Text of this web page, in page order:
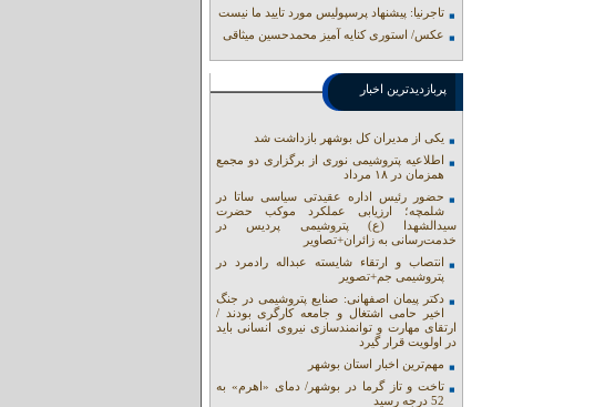
تاجرنیا: پیشنهاد پرسپولیس مورد تایید ما نیست
عکس/ استوری کنایه آمیز محمدحسین میثاقی
پربازدیدترین اخبار
یکی از مدیران کل بوشهر بازداشت شد
اطلاعیه پتروشیمی نوری از برگزاری دو مجمع
همزمان در ۱۸ مرداد
حضور رئیس اداره عقیدتی سیاسی ساتا در
شلمچه؛ ارزیابی عملکرد موکب حضرت
سیدالشهدا (ع) پتروشیمی پردیس در
خدمت‌رسانی به زائران+تصاویر
انتصاب و ارتقاء شایسته عبداله رادمرد در
پتروشیمی جم+تصویر
دکتر پیمان اصفهانی: صنایع پتروشیمی در جنگ
اخیر حامی اشتغال و جامعه کارگری بودند /
ارتقای مهارت و توانمندسازی نیروی انسانی باید
در اولویت قرار گیرد
مهم‌ترین اخبار استان بوشهر
تاخت و تاز گرما در بوشهر/ دمای «اهرم» به
52 درجه رسید